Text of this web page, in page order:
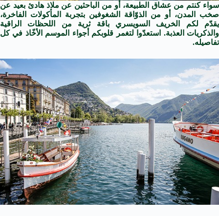
سواء كنتم من عشاق الطبيعة، أو من الباحثين عن ملاذ هادئ بعيد عن
صخب المدن، أو من الذوّاقة الشغوفين بتجربة المأكولات الفاخرة،
يقدّم لكم الخريف السويسري باقة ثرية من اللحظات الراقية
والذكريات العذبة. استعدّوا لتغمر قلوبكم أجواء الموسم الأخّاذ في كل
تفاصيله.